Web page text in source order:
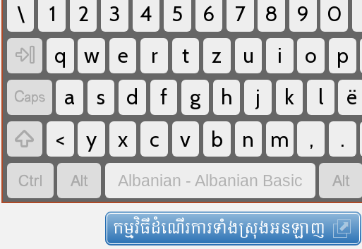
\ 1 2 3 4 5 6 7 8 9 0

q w e r t z u i o p
 a s d f g h j k l ë

< y x c v b n m , .

 Albanian - Albanian Basic 
កម្មវិធីដំណើរការទាំងស្រុងអនឡាញ